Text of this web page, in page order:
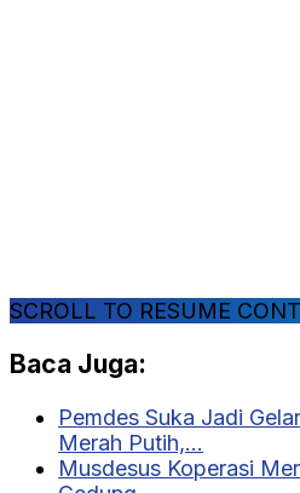
SCROLL TO RESUME
Baca Juga:
Pemdes Suka Jadi
Merah Putih,…
Musdesus Koperasi